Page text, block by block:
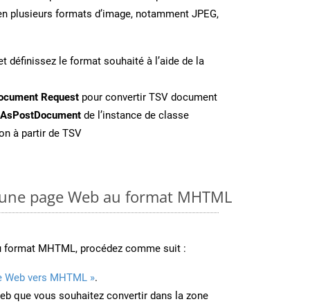
plusieurs formats d’image, notamment JPEG,
définissez le format souhaité à l’aide de la
Request pour convertir TSV document
de l’instance de classe
à partir de TSV
page Web au format MHTML
format MHTML, procédez comme suit :
Web vers MHTML ».
que vous souhaitez convertir dans la zone